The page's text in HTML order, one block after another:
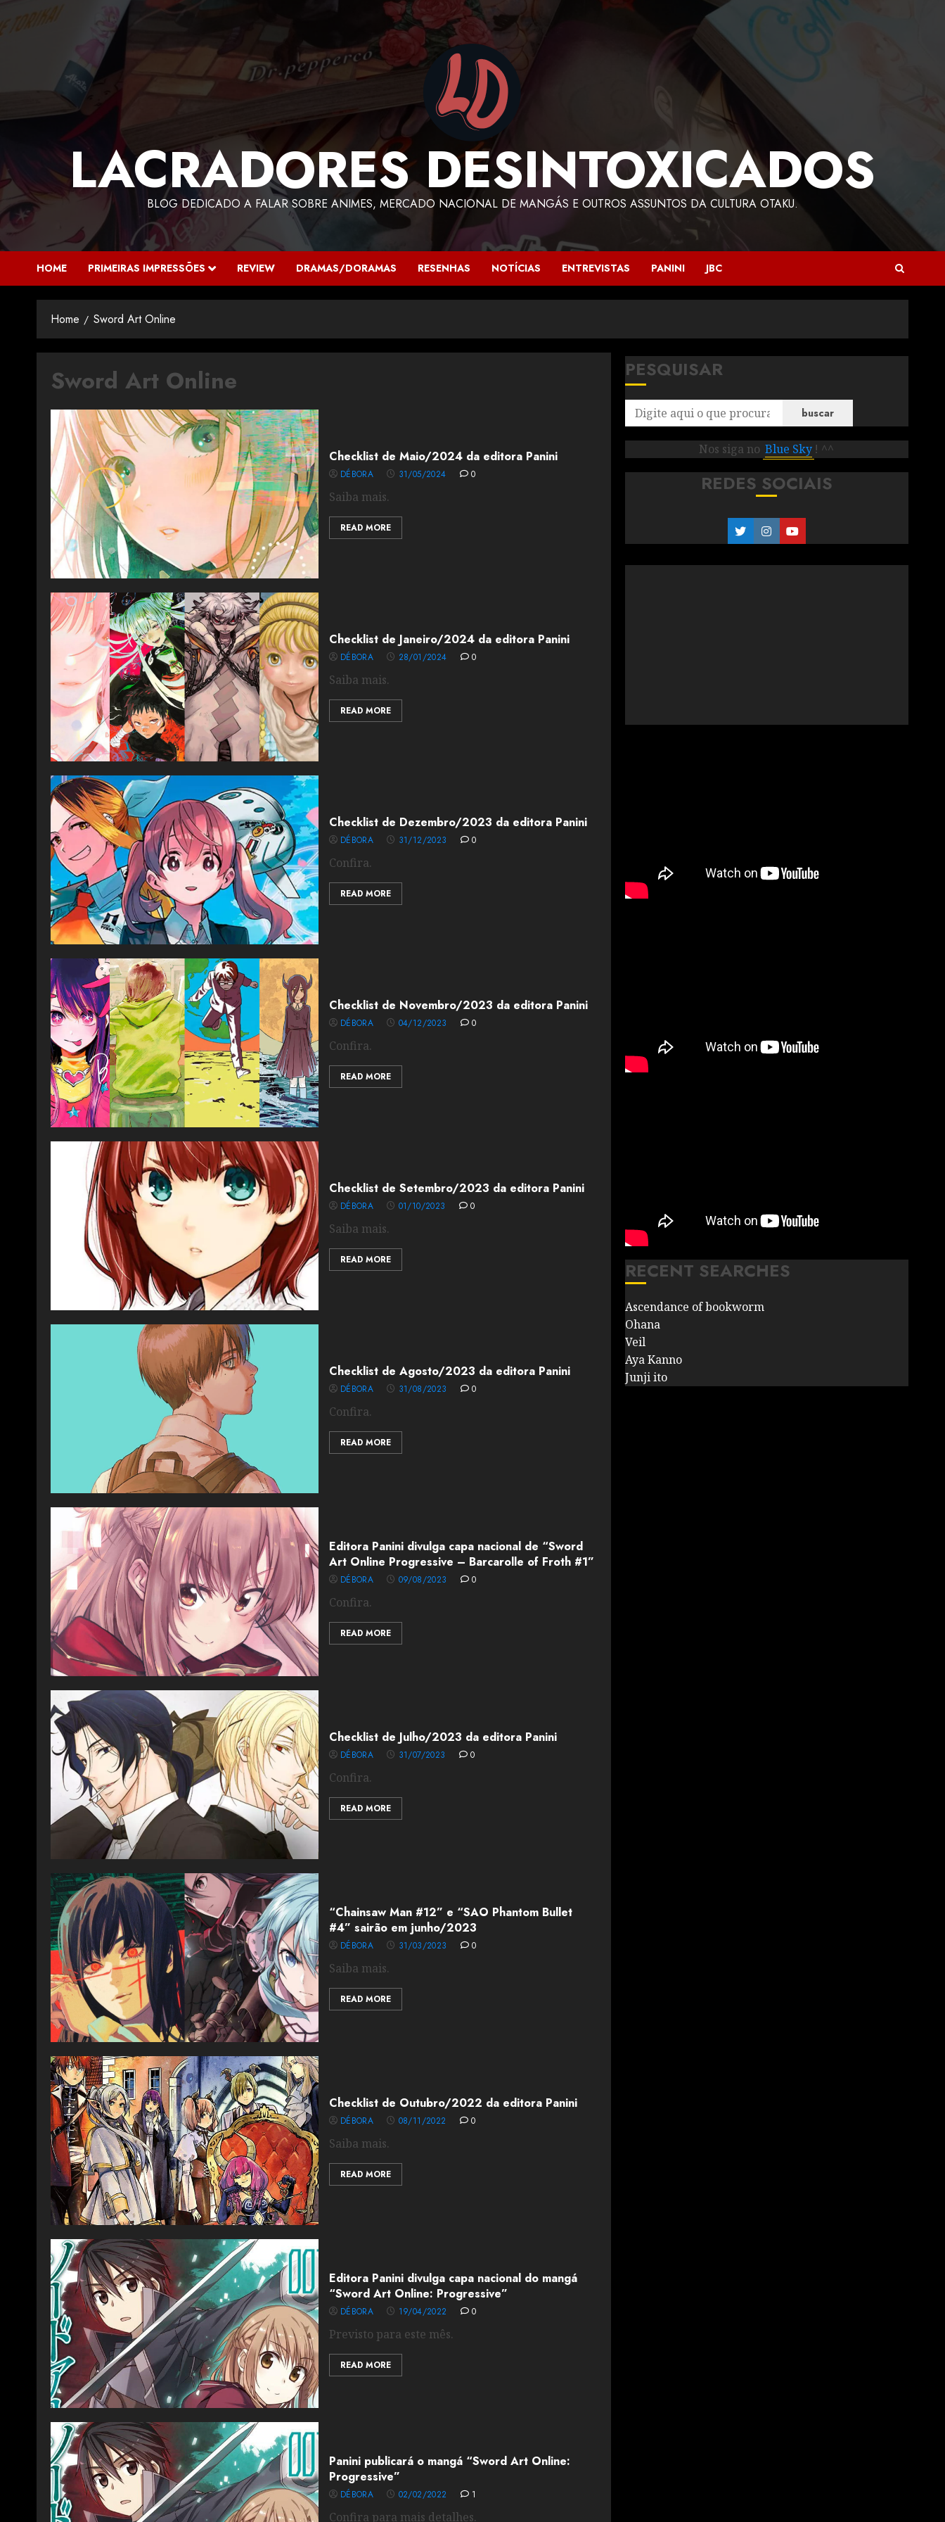
LACRADORES DESINTOXICADOS
BLOG DEDICADO A FALAR SOBRE ANIMES, MERCADO NACIONAL DE MANGÁS E OUTROS ASSUNTOS DA CULTURA OTAKU.
HOME PRIMEIRAS IMPRESSÕES REVIEW DRAMAS/DORAMAS RESENHAS NOTÍCIAS ENTREVISTAS PANINI JBC
Home Sword Art Online
Sword Art Online
Checklist de Maio/2024 da editora Panini
DÉBORA 31/05/2024 0
Saiba mais.
READ MORE
Checklist de Janeiro/2024 da editora Panini
DÉBORA 28/01/2024 0
Saiba mais.
READ MORE
Checklist de Dezembro/2023 da editora Panini
DÉBORA 31/12/2023 0
Confira.
READ MORE
Checklist de Novembro/2023 da editora Panini
DÉBORA 04/12/2023 0
Confira.
READ MORE
Checklist de Setembro/2023 da editora Panini
DÉBORA 01/10/2023 0
Saiba mais.
READ MORE
Checklist de Agosto/2023 da editora Panini
DÉBORA 31/08/2023 0
Confira.
READ MORE
Editora Panini divulga capa nacional de “Sword
Art Online Progressive – Barcarolle of Froth #1”
DÉBORA 09/08/2023 0
Confira.
READ MORE
Checklist de Julho/2023 da editora Panini
DÉBORA 31/07/2023 0
Confira.
READ MORE
“Chainsaw Man #12” e “SAO Phantom Bullet
#4” sairão em junho/2023
DÉBORA 31/03/2023 0
Saiba mais.
READ MORE
Checklist de Outubro/2022 da editora Panini
DÉBORA 08/11/2022 0
Saiba mais.
READ MORE
Editora Panini divulga capa nacional do mangá
“Sword Art Online: Progressive”
DÉBORA 19/04/2022 0
Previsto para este mês.
READ MORE
Panini publicará o mangá “Sword Art Online:
Progressive”
DÉBORA 02/02/2022 1
Confira para mais detalhes.
PESQUISAR
buscar
Nos siga no Blue Sky ! ^^
REDES SOCIAIS
RECENT SEARCHES
Ascendance of bookworm
Ohana
Veil
Aya Kanno
Junji ito